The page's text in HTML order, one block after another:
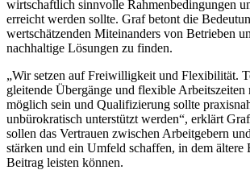
wirtschaftlich sinnvolle Rahmenbedingungen
erreicht werden sollte. Graf betont die
wertschätzenden Miteinanders von Betrieben
nachhaltige Lösungen zu finden.
„Wir setzen auf Freiwilligkeit und Flexibilität.
gleitende Übergänge und flexible
möglich sein und Qualifizierung sollte
unbürokratisch unterstützt werden“, erklärt
sollen das Vertrauen zwischen Arbeitgebern
stärken und ein Umfeld schaffen, in dem ältere
Beitrag leisten können.